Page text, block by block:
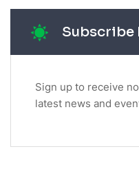
Sign up to receive
latest news and